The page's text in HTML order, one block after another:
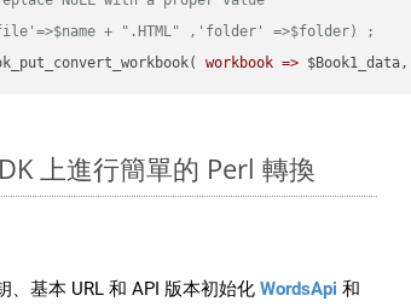
+ ".HTML" ,'folder' =>$folder) ;
workbook => $Book1_data,
上進行簡單的 Perl 轉換
、基本 URL 和 API 版本初始化 WordsApi 和